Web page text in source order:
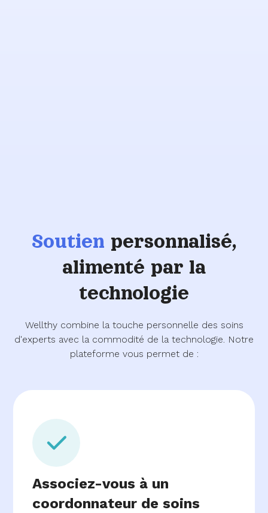
Soutien personnalisé,
alimenté par la
technologie
Wellthy combine la touche personnelle des soins
d'experts avec la commodité de la technologie. Notre
plateforme vous permet de :
Associez-vous à un
coordonnateur de soins